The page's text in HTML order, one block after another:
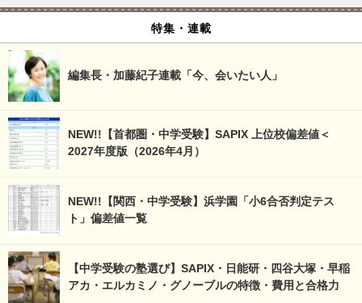
特集・連載
編集長・加藤紀子連載「今、会いたい人」
NEW!!【首都圏・中学受験】SAPIX 上位校偏差値＜
2027年度版（2026年4月）
NEW!!【関西・中学受験】浜学園「小6合否判定テス
ト」偏差値一覧
【中学受験の塾選び】SAPIX・日能研・四谷大塚・早稲
アカ・エルカミノ・グノーブルの特徴・費用と合格力